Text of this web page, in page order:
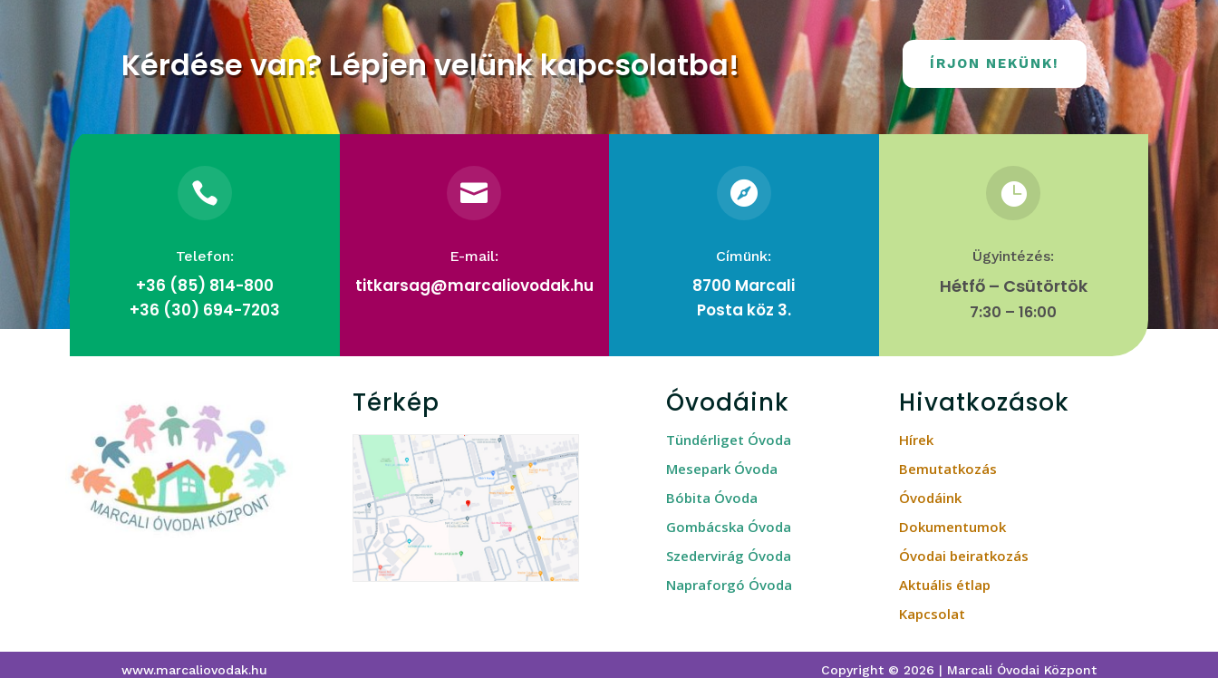
Kérdése van? Lépjen velünk kapcsolatba! ÍRJON NEKÜNK!

Telefon:
+36 (85) 814-800
+36 (30) 694-7203

E-mail:
titkarsag@marcaliovodak.hu

Címünk:
8700 Marcali
Posta köz 3.

Ügyintézés:
Hétfő – Csütörtök
7:30 – 16:00
Térkép Óvodáink
Tündérliget Óvoda
Mesepark Óvoda
Bóbita Óvoda
Gombácska Óvoda
Szedervirág Óvoda
Napraforgó Óvoda
Hivatkozások
Hírek
Bemutatkozás
Óvodáink
Dokumentumok
Óvodai beiratkozás
Aktuális étlap
Kapcsolat
www.marcaliovodak.hu Copyright © 2026 | Marcali Óvodai Központ